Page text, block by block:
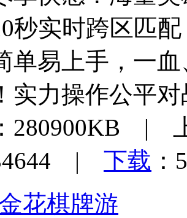
秒实时跨区匹
单易上手，一
实力操作公平
280900KB |
| 下载 ：